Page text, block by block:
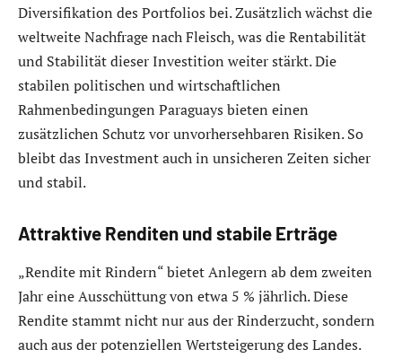
Diversifikation des Portfolios bei. Zusätzlich wächst die
weltweite Nachfrage nach Fleisch, was die Rentabilität
und Stabilität dieser Investition weiter stärkt. Die
stabilen politischen und wirtschaftlichen
Rahmenbedingungen Paraguays bieten einen
zusätzlichen Schutz vor unvorhersehbaren Risiken. So
bleibt das Investment auch in unsicheren Zeiten sicher
und stabil.
Attraktive Renditen und stabile Erträge
„Rendite mit Rindern“ bietet Anlegern ab dem zweiten
Jahr eine Ausschüttung von etwa 5 % jährlich. Diese
Rendite stammt nicht nur aus der Rinderzucht, sondern
auch aus der potenziellen Wertsteigerung des Landes.